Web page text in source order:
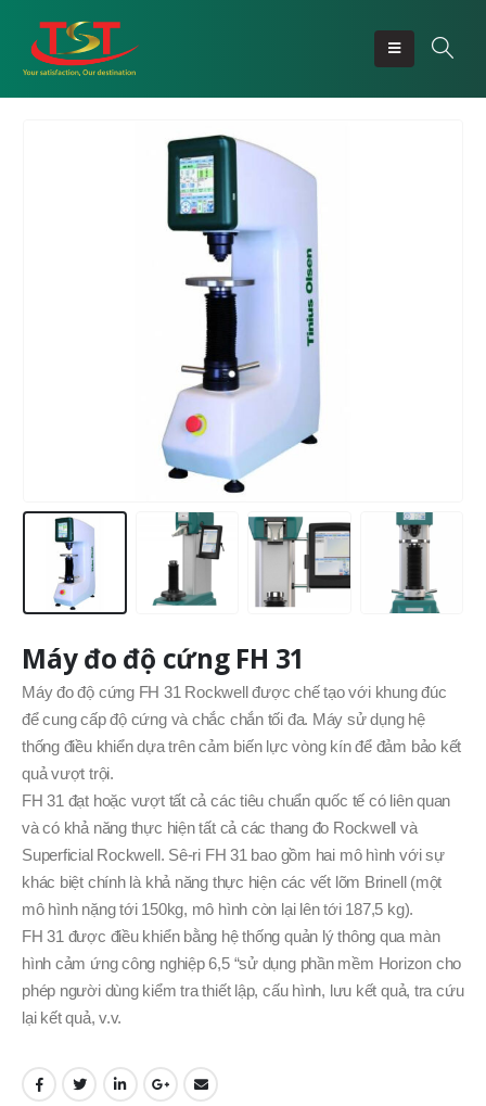
Máy đo độ cứng FH 31
Máy đo độ cứng FH 31 Rockwell được chế tạo với khung đúc
để cung cấp độ cứng và chắc chắn tối đa. Máy sử dụng hệ
thống điều khiển dựa trên cảm biến lực vòng kín để đảm bảo kết
quả vượt trội.
FH 31 đạt hoặc vượt tất cả các tiêu chuẩn quốc tế có liên quan
và có khả năng thực hiện tất cả các thang đo Rockwell và
Superficial Rockwell. Sê-ri FH 31 bao gồm hai mô hình với sự
khác biệt chính là khả năng thực hiện các vết lõm Brinell (một
mô hình nặng tới 150kg, mô hình còn lại lên tới 187,5 kg).
FH 31 được điều khiển bằng hệ thống quản lý thông qua màn
hình cảm ứng công nghiệp 6,5 “sử dụng phần mềm Horizon cho
phép người dùng kiểm tra thiết lập, cấu hình, lưu kết quả, tra cứu
lại kết quả, v.v.